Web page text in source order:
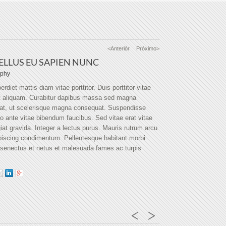
<Anteriór Próximo>
EU SAPIEN NUNC
mattis diam vitae porttitor. Duis porttitor vitae
aliquam. Curabitur dapibus massa sed magna
ut scelerisque magna consequat. Suspendisse
ante vitae bibendum faucibus. Sed vitae erat vitae
gravida. Integer a lectus purus. Mauris rutrum arcu
condimentum. Pellentesque habitant morbi
et netus et malesuada fames ac turpis